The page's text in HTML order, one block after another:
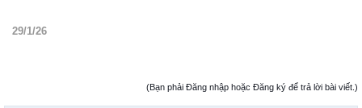
29/1/26
(Bạn phải Đăng nhập hoặc Đăng ký để trả lời bài viết.)